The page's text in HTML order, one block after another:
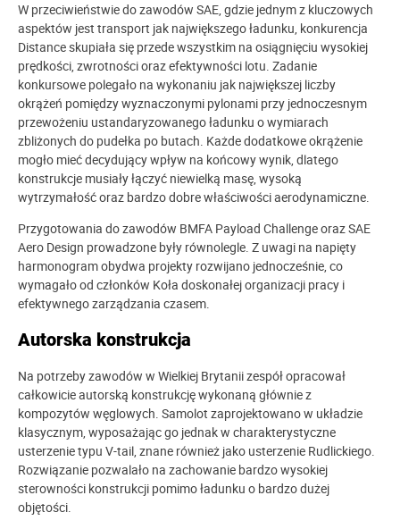
W przeciwieństwie do zawodów SAE, gdzie jednym z kluczowych
aspektów jest transport jak największego ładunku, konkurencja
Distance skupiała się przede wszystkim na osiągnięciu wysokiej
prędkości, zwrotności oraz efektywności lotu. Zadanie
konkursowe polegało na wykonaniu jak największej liczby
okrążeń pomiędzy wyznaczonymi pylonami przy jednoczesnym
przewożeniu ustandaryzowanego ładunku o wymiarach
zbliżonych do pudełka po butach. Każde dodatkowe okrążenie
mogło mieć decydujący wpływ na końcowy wynik, dlatego
konstrukcje musiały łączyć niewielką masę, wysoką
wytrzymałość oraz bardzo dobre właściwości aerodynamiczne.
Przygotowania do zawodów BMFA Payload Challenge oraz SAE
Aero Design prowadzone były równolegle. Z uwagi na napięty
harmonogram obydwa projekty rozwijano jednocześnie, co
wymagało od członków Koła doskonałej organizacji pracy i
efektywnego zarządzania czasem.
Autorska konstrukcja
Na potrzeby zawodów w Wielkiej Brytanii zespół opracował
całkowicie autorską konstrukcję wykonaną głównie z
kompozytów węglowych. Samolot zaprojektowano w układzie
klasycznym, wyposażając go jednak w charakterystyczne
usterzenie typu V-tail, znane również jako usterzenie Rudlickiego.
Rozwiązanie pozwalało na zachowanie bardzo wysokiej
sterowności konstrukcji pomimo ładunku o bardzo dużej
objętości.